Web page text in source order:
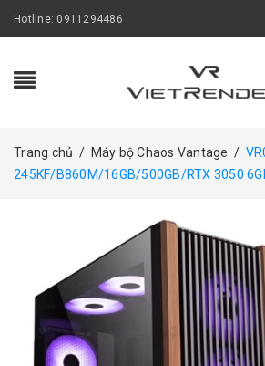
Hotline: 0911294486
Trang chủ / Máy bộ Chaos Vantage /
245KF/B860M/16GB/500GB/RTX 3050